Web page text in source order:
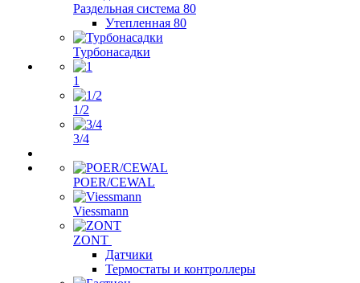
Раздельная система 80
Утепленная 80
Турбонасадки
1
1/2
3/4
POER/CEWAL
Viessmann
ZONT
Датчики
Термостаты и контроллеры